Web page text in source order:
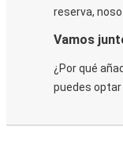
reserva,
Vamos
¿Por qué
puedes